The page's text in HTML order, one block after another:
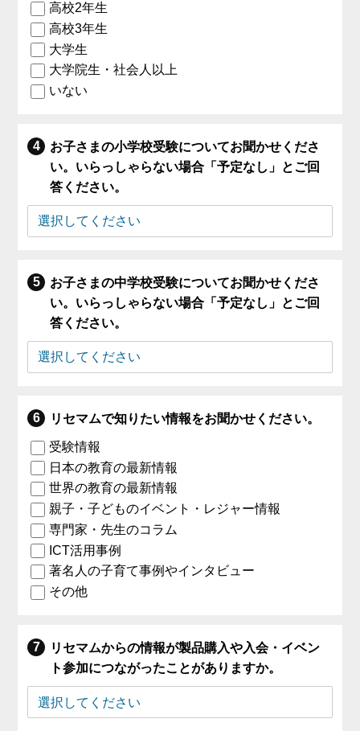
高校2年生
高校3年生
大学生
大学院生・社会人以上
いない
お子さまの小学校受験についてお聞かせくださ
い。いらっしゃらない場合「予定なし」とご回
答ください。
お子さまの中学校受験についてお聞かせくださ
い。いらっしゃらない場合「予定なし」とご回
答ください。
リセマムで知りたい情報をお聞かせください。
受験情報
日本の教育の最新情報
世界の教育の最新情報
親子・子どものイベント・レジャー情報
専門家・先生のコラム
ICT活用事例
著名人の子育て事例やインタビュー
その他
リセマムからの情報が製品購入や入会・イベン
ト参加につながったことがありますか。